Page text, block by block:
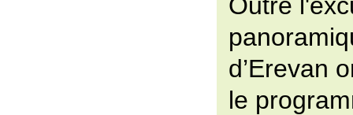
d’Erevan
le